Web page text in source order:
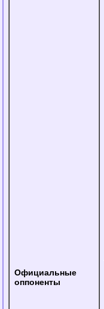
Официальные
оппоненты